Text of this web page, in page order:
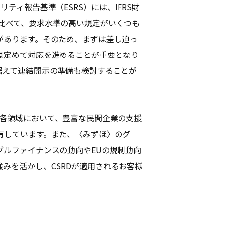
ティ報告基準（ESRS）には、IFRS財
て、要求水準の高い規定がいくつも
ります。そのため、まずは差し迫っ
めて対応を進めることが重要となり
て連結開示の準備も検討することが
領域において、豊富な民間企業の支援
ています。また、〈みずほ〉のグ
ファイナンスの動向やEUの規制動向
を活かし、CSRDが適用されるお客様